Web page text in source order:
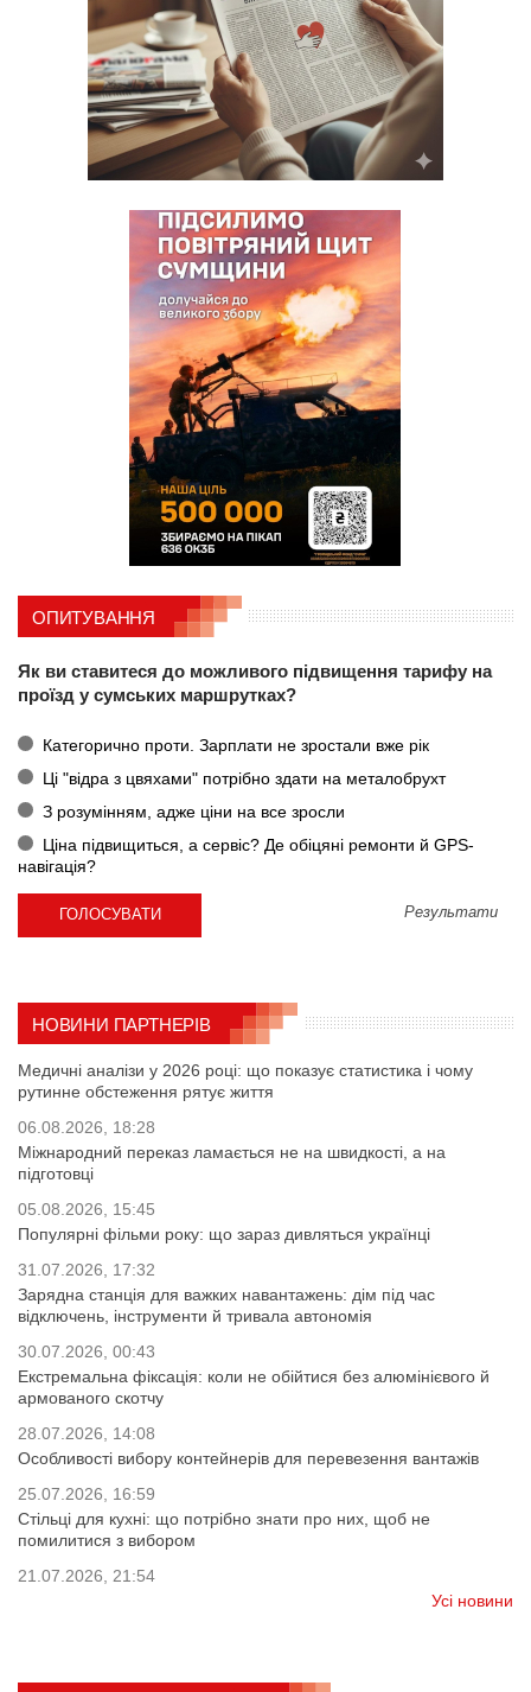
ОПИТУВАННЯ
Як ви ставитеся до можливого підвищення тарифу на
проїзд у сумських маршрутках?
Категорично проти. Зарплати не зростали вже рік
Ці "відра з цвяхами" потрібно здати на металобрухт
З розумінням, адже ціни на все зросли
Ціна підвищиться, а сервіс? Де обіцяні ремонти й GPS-
навігація?
Результати
НОВИНИ ПАРТНЕРІВ
Медичні аналізи у 2026 році: що показує статистика і чому
рутинне обстеження рятує життя
06.08.2026, 18:28
Міжнародний переказ ламається не на швидкості, а на
підготовці
05.08.2026, 15:45
Популярні фільми року: що зараз дивляться українці
31.07.2026, 17:32
Зарядна станція для важких навантажень: дім під час
відключень, інструменти й тривала автономія
30.07.2026, 00:43
Екстремальна фіксація: коли не обійтися без алюмінієвого й
армованого скотчу
28.07.2026, 14:08
Особливості вибору контейнерів для перевезення вантажів
25.07.2026, 16:59
Стільці для кухні: що потрібно знати про них, щоб не
помилитися з вибором
21.07.2026, 21:54
Усі новини